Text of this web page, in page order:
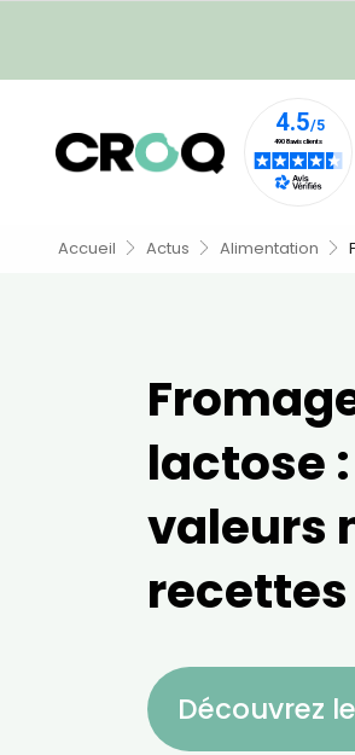
Accueil Actus Alimentation
lactose
valeurs
recettes
Découvrez